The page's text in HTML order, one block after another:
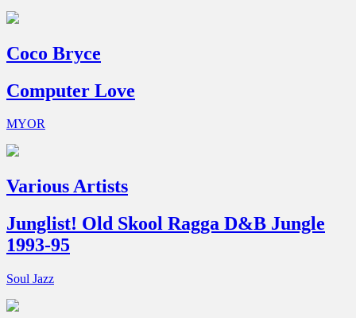
Coco Bryce
Computer Love
MYOR
Various Artists
Junglist! Old Skool Ragga D&B Jungle
1993-95
Soul Jazz